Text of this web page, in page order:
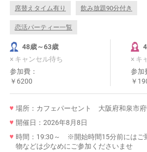
席替えタイム有り 飲み放題90分付き
恋活パーティー一覧
48歳～63歳
× キャンセル待ち
参加費：
￥6200
× キ
参加
￥
場所：カフェパーセント 大阪府和泉市
開催日：2026年8月8日
時間：19:30～ ※開始時間15分前にはご
物などは少なめにご参加くださいませ